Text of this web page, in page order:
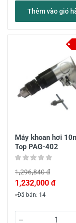
Thêm vào giỏ
Máy khoan hơi
Top PAG-402
1,296,840 đ
1,232,000 đ
Đã bán: 14